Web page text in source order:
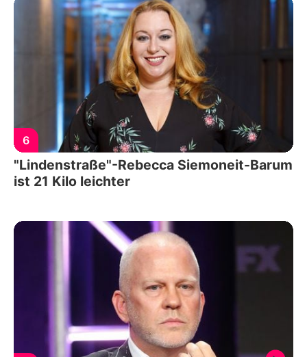
6
"Lindenstraße"-Rebecca Siemoneit-Barum
ist 21 Kilo leichter